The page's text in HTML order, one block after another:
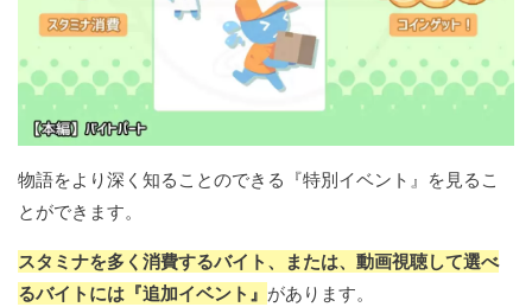
物語をより深く知ることのできる『特別イベント』を見るこ
とができます。
スタミナを多く消費するバイト、または、動画視聴して選べ
るバイトには『追加イベント』 があります。